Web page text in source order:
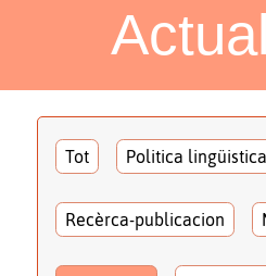
Tot Politica lingüistica
Recèrca-publicacion